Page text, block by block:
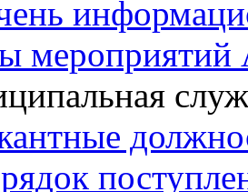
мероприятий